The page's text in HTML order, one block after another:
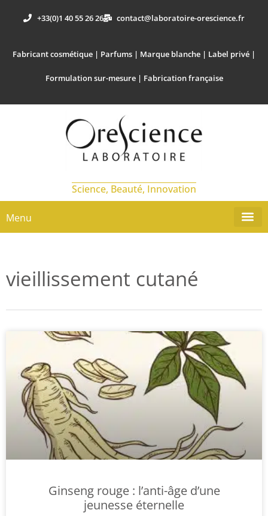
+33(0)1 40 55 26 26 contact@laboratoire-orescience.fr
Fabricant cosmétique | Parfums | Marque blanche | Label privé |
Formulation sur-mesure | Fabrication française
Science, Beauté, Innovation
Menu
vieillissement cutané
Ginseng rouge : l’anti-âge d’une
jeunesse éternelle